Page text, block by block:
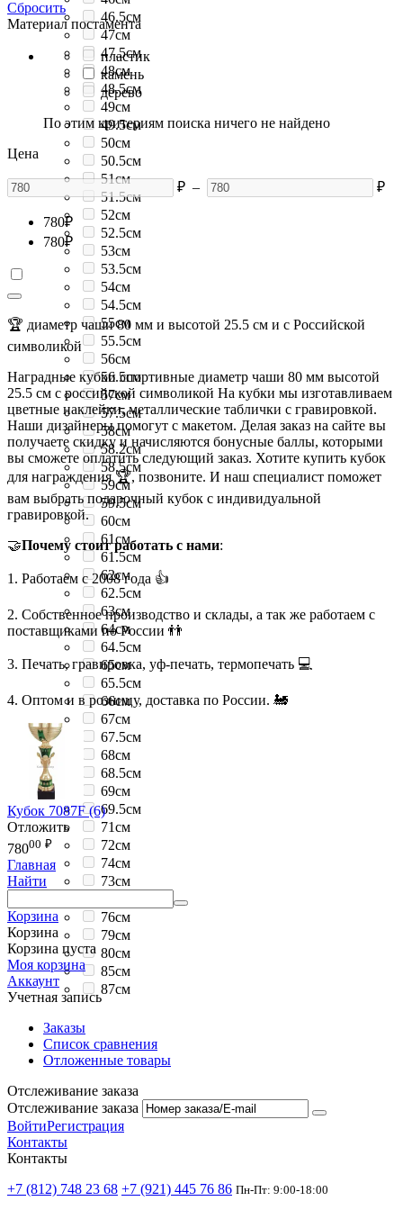
46.5см
47см
47.5см
48см
48.5см
49см
49.5см
50см
50.5см
51см
51.5см
52см
52.5см
53см
53.5см
54см
54.5см
55см
55.5см
56см
56.5см
57см
57.5см
58см
58.2см
58.5см
59см
59.5см
60см
61см
61.5см
62см
62.5см
63см
64см
64.5см
65см
65.5см
66см
67см
67.5см
68см
68.5см
69см
69.5см
71см
72см
74см
73см
76см
79см
80см
85см
87см
Сбросить
Материал постамента
пластик
камень
дерево
По этим критериям поиска ничего не найдено
Цена
₽ – ₽
780₽
780₽
🏆 диаметр чаши 80 мм и высотой 25.5 см и с Российской
символикой
Наградные кубки спортивные диаметр чаши 80 мм высотой
25.5 см с российской символикой На кубки мы изготавливаем
цветные наклейки, металлические таблички с гравировкой.
Наши дизайнеры помогут с макетом. Делая заказ на сайте вы
получаете скидку и начисляются бонусные баллы, которыми
вы сможете оплатить следующий заказ. Хотите купить кубок
для награждения 🏆, позвоните. И наш специалист поможет
вам выбрать подарочный кубок с индивидуальной
гравировкой.
🤝Почему стоит работать с нами:
1. Работаем с 2008 года 👍
2. Собственное производство и склады, а так же работаем с
поставщиками по России 👬
3. Печать, гравировка, уф-печать, термопечать 💻
4. Оптом и в розницу, доставка по России. 🚂
Кубок 7087F (6)
Отложить
78000 ₽
Главная
Найти
Корзина
Корзина
Корзина пуста
Моя корзина
Аккаунт
Учетная запись
Заказы
Список сравнения
Отложенные товары
Отслеживание заказа
Отслеживание заказа
ВойтиРегистрация
Контакты
Контакты
+7 (812) 748 23 68 +7 (921) 445 76 86 Пн-Пт: 9:00-18:00